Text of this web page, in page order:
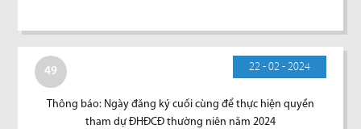
49 22 - 02 - 2024
Thông báo: Ngày đăng ký cuối cùng để thực hiện quyền
tham dự ĐHĐCĐ thường niên năm 2024